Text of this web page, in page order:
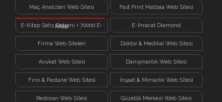
Sistemi
Maç Analizleri Web Sitesi Fast Print Matbaa Web Sitesi
E-Kitap Satış Sistemi + 70000 E-
Kitap
E-İhracat Diamond
Firma Web Siteleri Doktor & Medikal Web Sitesi
Avukat Web Sitesi Danışmanlık Web Sitesi
Fırın & Pastane Web Sitesi İnşaat & Mimarlık Web Sitesi
Restoran Web Sitesi Güzellik Merkezi Web Sitesi